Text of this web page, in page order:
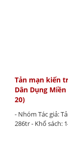
Tản mạn kiến
Dân Dụng
20)
- Nhóm Tác giả:
286tr - Khổ sách: